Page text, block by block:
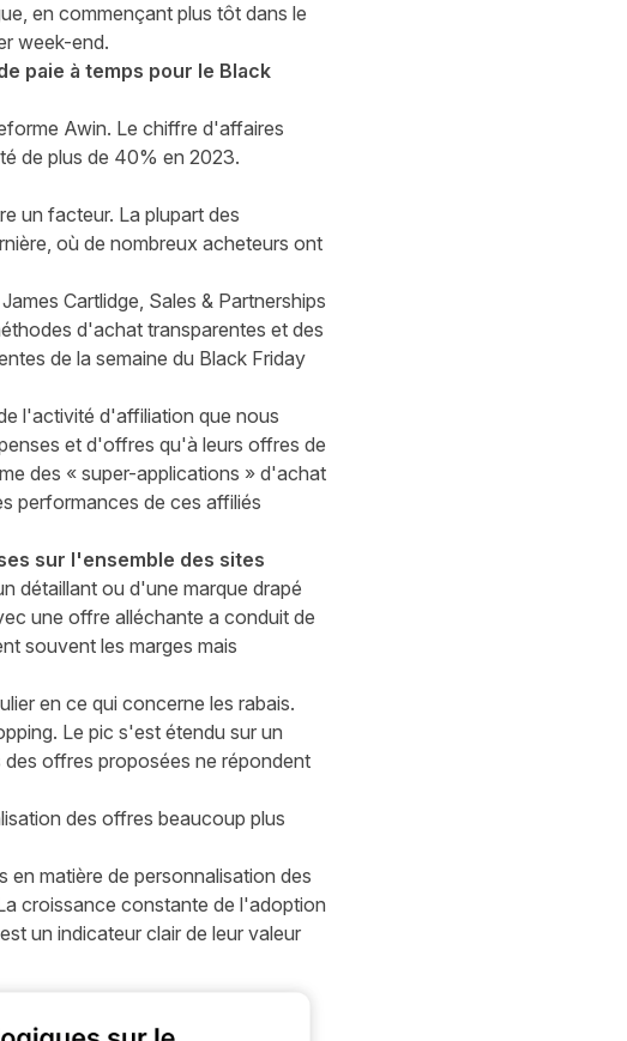
en commençant plus tôt dans le
week-end.
paie à temps pour le Black
Awin. Le chiffre d'affaires
de plus de 40% en 2023.
un facteur. La plupart des
où de nombreux acheteurs ont
Cartlidge, Sales & Partnerships
d'achat transparentes et des
de la semaine du Black Friday
l'activité d'affiliation que nous
et d'offres qu'à leurs offres de
des « super-applications » d'achat
performances de ces affiliés
sur l'ensemble des sites
détaillant ou d'une marque drapé
une offre alléchante a conduit de
souvent les marges mais
en ce qui concerne les rabais.
Le pic s'est étendu sur un
offres proposées ne répondent
des offres beaucoup plus
matière de personnalisation des
croissance constante de l'adoption
un indicateur clair de leur valeur